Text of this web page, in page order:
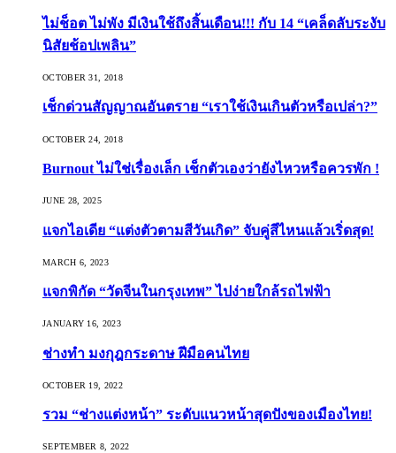
ไม่ช็อต ไม่พัง มีเงินใช้ถึงสิ้นเดือน!!! กับ 14 “เคล็ดลับระงับ
นิสัยช้อปเพลิน”
OCTOBER 31, 2018
เช็กด่วนสัญญาณอันตราย “เราใช้เงินเกินตัวหรือเปล่า?”
OCTOBER 24, 2018
Burnout ไม่ใช่เรื่องเล็ก เช็กตัวเองว่ายังไหวหรือควรพัก !
JUNE 28, 2025
แจกไอเดีย “แต่งตัวตามสีวันเกิด” จับคู่สีไหนแล้วเริ่ดสุด!
MARCH 6, 2023
แจกพิกัด “วัดจีนในกรุงเทพ” ไปง่ายใกล้รถไฟฟ้า
JANUARY 16, 2023
ช่างทำ มงกุฎกระดาษ ฝีมือคนไทย
OCTOBER 19, 2022
รวม “ช่างแต่งหน้า” ระดับแนวหน้าสุดปังของเมืองไทย!
SEPTEMBER 8, 2022